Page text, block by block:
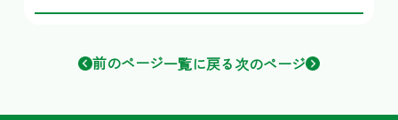
前のページ一覧に戻る次のページ